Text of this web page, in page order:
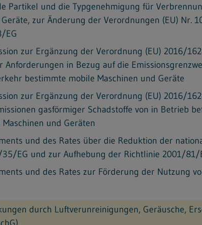
Partikel und die Typgenehmigung für
zur Änderung der Verordnungen (EU) Nr.
EG
zur Ergänzung der Verordnung (EU) 2016/
in Bezug auf die
bestimmte mobile Maschinen und Geräte
zur Ergänzung der Verordnung (EU) 2016/
gasförmiger Schadstoffe von in Betrieb
und Geräten
und des Rates über die Reduktion der
EG und zur Aufhebung der Richtlinie 2001/81/
und des Rates zur Förderung der Nutzung
durch Luftverunreinigungen, Geräusche,